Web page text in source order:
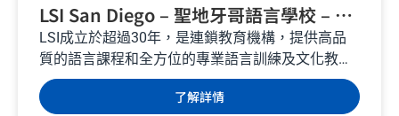
LSI San Diego – 聖地牙哥語言學校 – 美
國遊學
LSI成立於超過30年，是連鎖教育機構，提供高品
質的語言課程和全方位的專業語言訓練及文化教
育，助學生在當地生活、工作和升學。...
了解詳情